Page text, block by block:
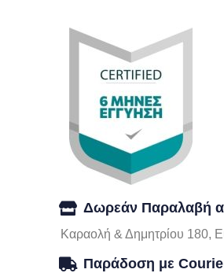
Δωρεάν Παραλαβή
Καραολή & Δημητρίου 180,
Παράδοση με